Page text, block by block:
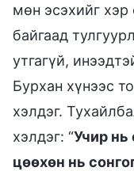
мөн эсэхийг
байгаад
утгагүй,
Бурхан хүнээс
хэлдэг.
хэлдэг: “Учир нь
цөөхөн нь